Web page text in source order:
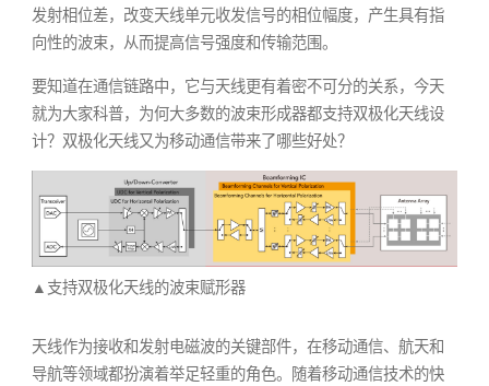
发射相位差，改变天线单元收发信号的相位幅度，产生具有指
向性的波束，从而提高信号强度和传输范围。
要知道在通信链路中，它与天线更有着密不可分的关系，今天
就为大家科普，为何大多数的波束形成器都支持双极化天线设
计？双极化天线又为移动通信带来了哪些好处？
▲支持双极化天线的波束赋形器
天线作为接收和发射电磁波的关键部件，在移动通信、航天和
导航等领域都扮演着举足轻重的角色。随着移动通信技术的快